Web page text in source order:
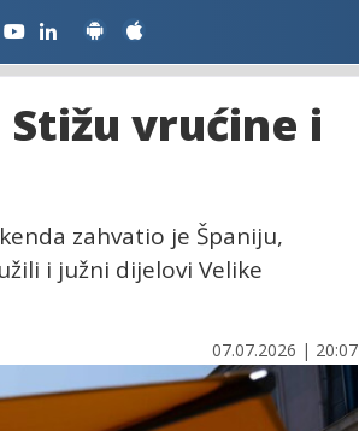
vrućine i
zahvatio je Španiju,
i južni dijelovi Velike
07.07.2026 | 20:07